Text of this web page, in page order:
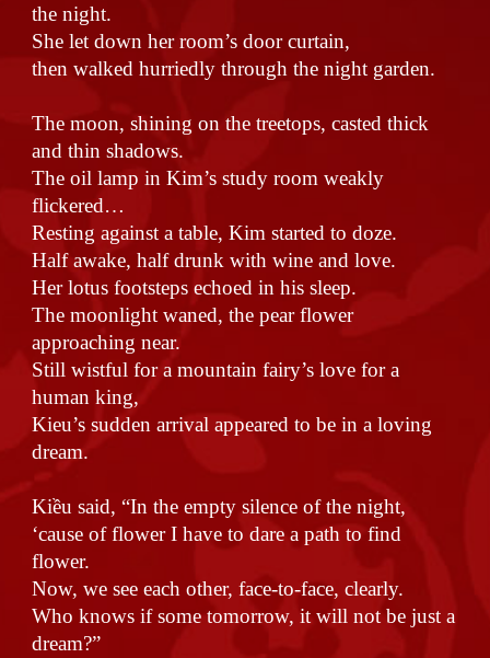
the night.
She let down her room’s door curtain,
then walked hurriedly through the night garden.
The moon, shining on the treetops, casted thick
and thin shadows.
The oil lamp in Kim’s study room weakly
flickered…
Resting against a table, Kim started to doze.
Half awake, half drunk with wine and love.
Her lotus footsteps echoed in his sleep.
The moonlight waned, the pear flower
approaching near.
Still wistful for a mountain fairy’s love for a
human king,
Kieu’s sudden arrival appeared to be in a loving
dream.
Kiều said, “In the empty silence of the night,
‘cause of flower I have to dare a path to find
flower.
Now, we see each other, face-to-face, clearly.
Who knows if some tomorrow, it will not be just a
dream?”